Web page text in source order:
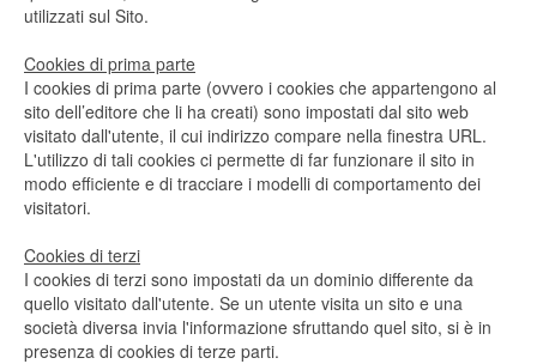
utilizzati sul Sito.
Cookies di prima parte
I cookies di prima parte (ovvero i cookies che appartengono al
sito dell’editore che li ha creati) sono impostati dal sito web
visitato dall'utente, il cui indirizzo compare nella finestra URL.
L'utilizzo di tali cookies ci permette di far funzionare il sito in
modo efficiente e di tracciare i modelli di comportamento dei
visitatori.
Cookies di terzi
I cookies di terzi sono impostati da un dominio differente da
quello visitato dall'utente. Se un utente visita un sito e una
società diversa invia l'informazione sfruttando quel sito, si è in
presenza di cookies di terze parti.